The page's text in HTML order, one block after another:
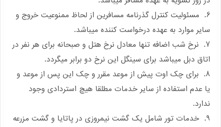
6. مسئولیت کنترل گذرنامه مسافرین از لحاظ ممنوعیت خروج و
سایر موارد به عهده درخواست کننده میباشد.
7. نرخ شب اضافه تنها معادل نرخ هتل و صبحانه برای هر نفر در
اتاق دبل میباشد برای سینگل این نرخ دو برابر میگردد.
8. برای چک اوت پیش از موعد مقرر و چک این پس از موعد و
یا عدم استفاده از سایر خدمات مطلقا هیچ استردادی وجود
ندارد.
9. خدمات تور شامل یک گشت نیمروزی در پاتایا و گشت مزرعه